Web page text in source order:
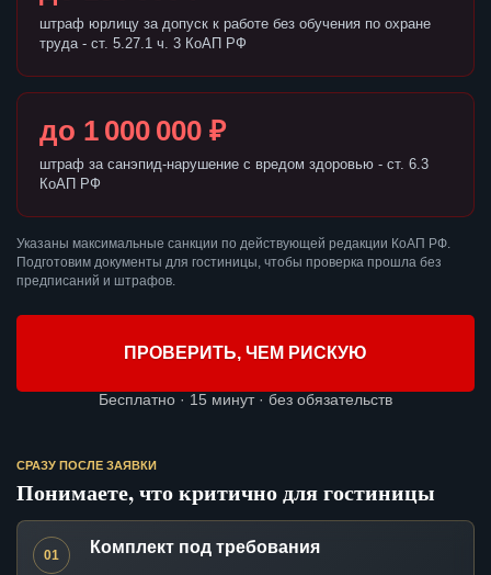
штраф юрлицу за допуск к работе без обучения по охране
труда - ст. 5.27.1 ч. 3 КоАП РФ
до 1 000 000 ₽
штраф за санэпид-нарушение с вредом здоровью - ст. 6.3
КоАП РФ
Указаны максимальные санкции по действующей редакции КоАП РФ.
Подготовим документы для гостиницы, чтобы проверка прошла без
предписаний и штрафов.
ПРОВЕРИТЬ, ЧЕМ РИСКУЮ
Бесплатно · 15 минут · без обязательств
СРАЗУ ПОСЛЕ ЗАЯВКИ
Понимаете, что критично для гостиницы
01 Комплект под требования